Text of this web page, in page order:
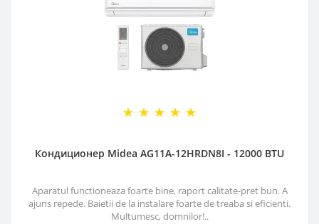
Кондиционер Midea AG11A-12HRDN8I - 12000 BTU
Aparatul functioneaza foarte bine, raport calitate-pret bun. A
ajuns repede. Baietii de la instalare foarte de treaba si eficienti.
Multumesc, domnilor!..